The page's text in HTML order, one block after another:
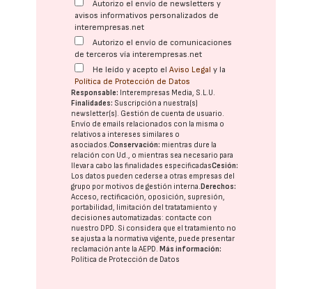
Autorizo el envío de newsletters y
avisos informativos personalizados de
interempresas.net
Autorizo el envío de comunicaciones
de terceros vía interempresas.net
He leído y acepto elAviso Legal y la
Política de Protección de Datos
Responsable: Interempresas Media, S.L.U.
Finalidades: Suscripción a nuestra(s)
newsletter(s). Gestión de cuenta de usuario.
Envío de emails relacionados con la misma o
relativos a intereses similares o
asociados.Conservación: mientras dure la
relación con Ud., o mientras sea necesario para
llevar a cabo las finalidades especificadasCesión:
Los datos pueden cederse a otras empresas del
grupo por motivos de gestión interna.Derechos:
Acceso, rectificación, oposición, supresión,
portabilidad, limitación del tratatamiento y
decisiones automatizadas: contacte con
nuestro DPD. Si considera que el tratamiento no
se ajusta a la normativa vigente, puede presentar
reclamación ante laAEPD.Más información:
Política de Protección de Datos